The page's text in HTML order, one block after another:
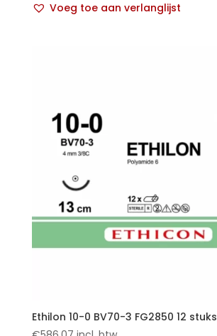
Voeg toe aan verlanglijst
Ethilon 10-0 BV70-3 FG2850 12 stuks